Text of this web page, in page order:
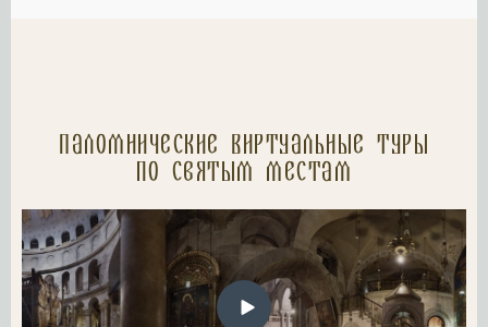
Паломнические Виртуальные туры
по святым местам